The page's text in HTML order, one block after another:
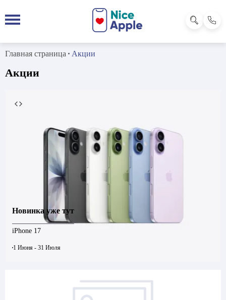
Главная страница Акции
Акции
Новинка уже тут
iPhone 17
1 Июня - 31 Июля